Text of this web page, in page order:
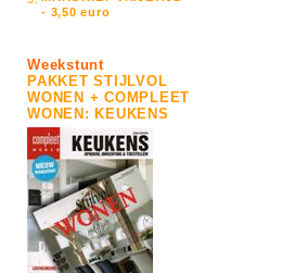
- 3,50 euro
Weekstunt
PAKKET STIJLVOL
WONEN + COMPLEET
WONEN: KEUKENS